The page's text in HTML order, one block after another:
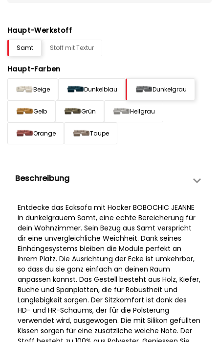
Haupt-Werkstoff
Samt Stoff mit Textur
Haupt-Farben
Beige Dunkelblau Dunkelgrau
Gelb Grün Hellgrau
Orange Taupe
Beschreibung
Entdecke das Ecksofa mit Hocker BOBOCHIC JEANNE
in dunkelgrauem Samt, eine echte Bereicherung für
dein Wohnzimmer. Sein Bezug aus Samt verspricht
dir eine unvergleichliche Weichheit. Dank seines
Einhängesystems bleiben die Module perfekt an
ihrem Platz. Die Ausrichtung der Ecke ist umkehrbar,
so dass du sie ganz einfach an deinen Raum
anpassen kannst. Das Gestell besteht aus Holz, Kiefer,
Buche und Spanplatten, die für Robustheit und
Langlebigkeit sorgen. Der Sitzkomfort ist dank des
HD- und HR-Schaums, der für die Polsterung
verwendet wird, ausgewogen. Die mit Silikon gefüllten
Kissen sorgen für eine zusätzliche weiche Note. Der